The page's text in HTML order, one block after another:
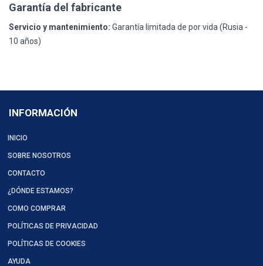
Garantía del fabricante
Servicio y mantenimiento: Garantía limitada de por vida (Rusia -
10 años)
INFORMACIÓN
INICIO
SOBRE NOSOTROS
CONTACTO
¿DÓNDE ESTAMOS?
COMO COMPRAR
POLÍTICAS DE PRIVACIDAD
POLÍTICAS DE COOKIES
AYUDA